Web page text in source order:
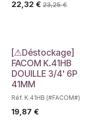
22,32 € 23,25€
Déstockage
[⚠Déstockage]
FACOM K.41HB
DOUILLE 3/4' 6P
41MM
Réf. K.41HB (#FACOM#)
19,87 €